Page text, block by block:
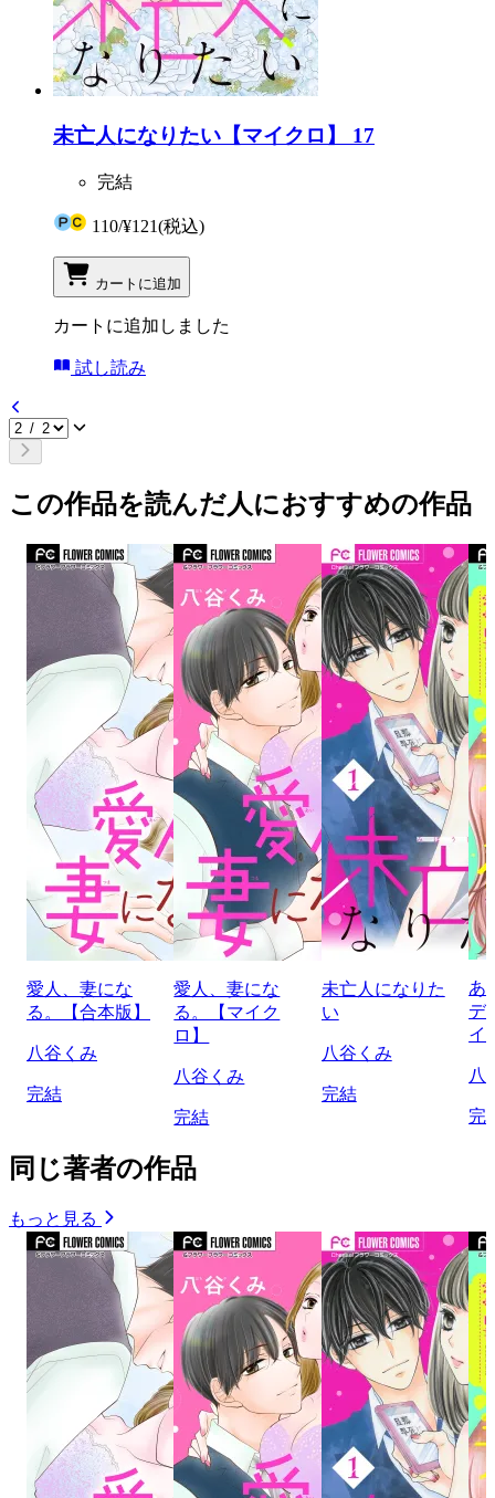
未亡人になりたい【マイクロ】 17
完結
110/¥121(税込)
カートに追加
カートに追加しました
試し読み
この作品を読んだ人におすすめの作品
愛人、妻にな
る。【合本版】
八谷くみ
完結
愛人、妻にな
る。【マイク
ロ】
八谷くみ
完結
未亡人になりた
い
八谷くみ
完結
あ
デ
イ
八
完
同じ著者の作品
もっと見る